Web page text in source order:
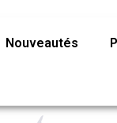
Nouveautés